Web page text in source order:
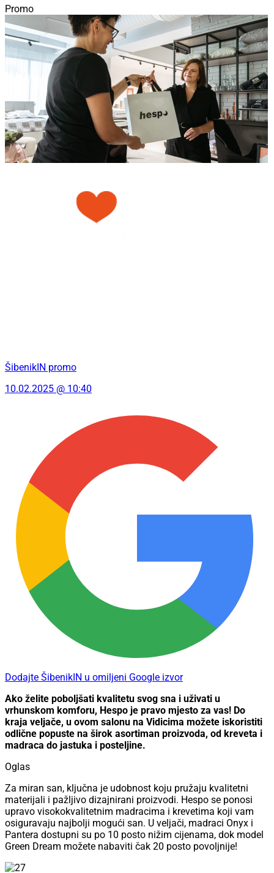
Promo
ŠibenikIN promo
10.02.2025 @ 10:40
Dodajte ŠibenikIN u omiljeni Google izvor
Ako želite poboljšati kvalitetu svog sna i uživati u
vrhunskom komforu, Hespo je pravo mjesto za vas! Do
kraja veljače, u ovom salonu na Vidicima možete iskoristiti
odlične popuste na širok asortiman proizvoda, od kreveta i
madraca do jastuka i posteljine.
Oglas
Za miran san, ključna je udobnost koju pružaju kvalitetni
materijali i pažljivo dizajnirani proizvodi. Hespo se ponosi
upravo visokokvalitetnim madracima i krevetima koji vam
osiguravaju najbolji mogući san. U veljači, madraci Onyx i
Pantera dostupni su po 10 posto nižim cijenama, dok model
Green Dream možete nabaviti čak 20 posto povoljnije!